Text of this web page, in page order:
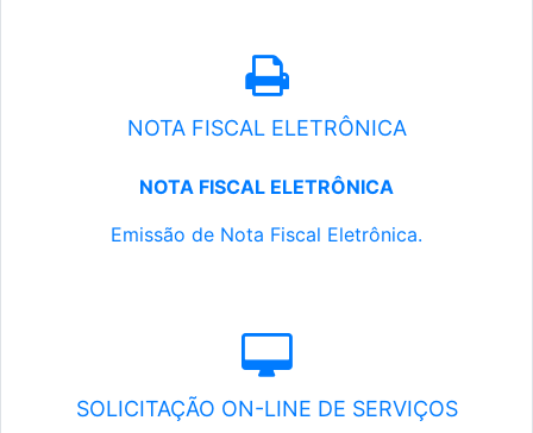
NOTA FISCAL ELETRÔNICA
NOTA FISCAL ELETRÔNICA
Emissão de Nota Fiscal Eletrônica.
SOLICITAÇÃO ON-LINE DE SERVIÇOS